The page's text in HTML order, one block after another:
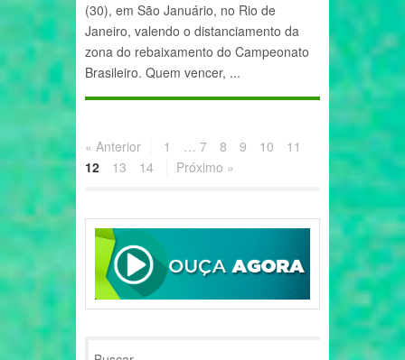
(30), em São Januário, no Rio de
Janeiro, valendo o distanciamento da
zona do rebaixamento do Campeonato
Brasileiro. Quem vencer, ...
« Anterior 1 … 7 8 9 10
11
12
13 14 Próximo »